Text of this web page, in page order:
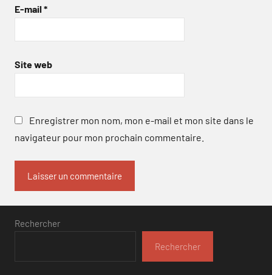
E-mail *
Site web
Enregistrer mon nom, mon e-mail et mon site dans le
navigateur pour mon prochain commentaire.
Rechercher
Rechercher